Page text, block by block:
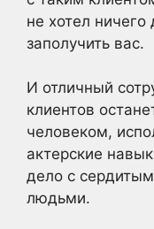
не хотел ничего
заполучить вас.
И отличный
клиентов
человеком,
актерские
дело с
людьми.